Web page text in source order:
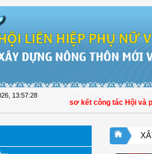
13:57:30
Vĩnh Long sơ kết công tác Hội và phong